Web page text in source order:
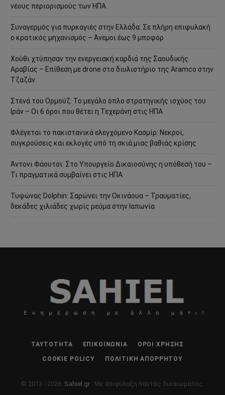
νέους περιορισμούς των ΗΠΑ
Συναγερμός για πυρκαγιές στην Ελλάδα: Σε πλήρη επιφυλακή
ο κρατικός μηχανισμός – Άνεμοι έως 9 μποφόρ
Χούθι χτύπησαν την ενεργειακή καρδιά της Σαουδικής
Αραβίας – Επίθεση με drone στο διυλιστήριο της Aramco στην
Τζαζάν
Στενά του Ορμούζ: Το μεγάλο όπλο στρατηγικής ισχύος του
Ιράν – Οι 6 όροι που θέτει η Τεχεράνη στις ΗΠΑ
Φλέγεται το πακιστανικά ελεγχόμενο Κασμίρ: Νεκροί,
συγκρούσεις και εκλογές υπό τη σκιά μιας βαθιάς κρίσης
Άντονι Φάουτσι: Στο Υπουργείο Δικαιοσύνης η υπόθεσή του –
Τι πραγματικά συμβαίνει στις ΗΠΑ
Τυφώνας Dolphin: Σαρώνει την Οκινάουα – Τραυματίες,
δεκάδες χιλιάδες χωρίς ρεύμα στην Ιαπωνία
ΤΑΥΤΌΤΗΤΑ ΕΠΙΚΟΙΝΩΝΊΑ ΌΡΟΙ ΧΡΉΣΗΣ
COOKIE POLICY ΠΟΛΙΤΙΚΉ ΑΠΟΡΡΉΤΟΥ
© 2013 - 2026: Sahiel.gr . Με επιφύλαξη παντός δικαιώματος.